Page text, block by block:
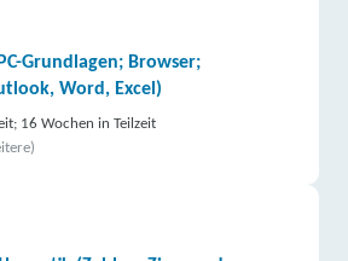
Grundlagen; Browser;
Word, Excel)
16 Wochen in Teilzeit